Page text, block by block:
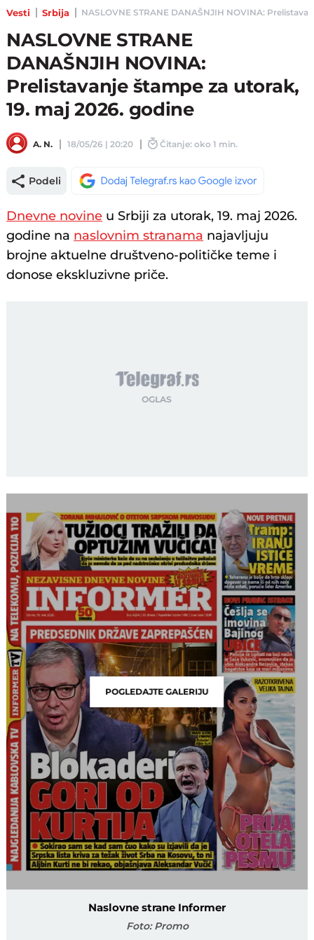
Vesti Srbija NASLOVNE STRANE DANAŠNJIH NOVINA:
NASLOVNE STRANE
DANAŠNJIH NOVINA:
Prelistavanje štampe za utorak,
19. maj 2026. godine
A. N. 18/05/26 | 20:20 Čitanje: oko 1 min.
Podeli
Dnevne novine u Srbiji za utorak, 19. maj 2026.
godine na naslovnim stranama najavljuju
brojne aktuelne društveno-političke teme i
donose ekskluzivne priče.
POGLEDAJTE GALERIJU
Naslovne strane Informer
Foto: Promo